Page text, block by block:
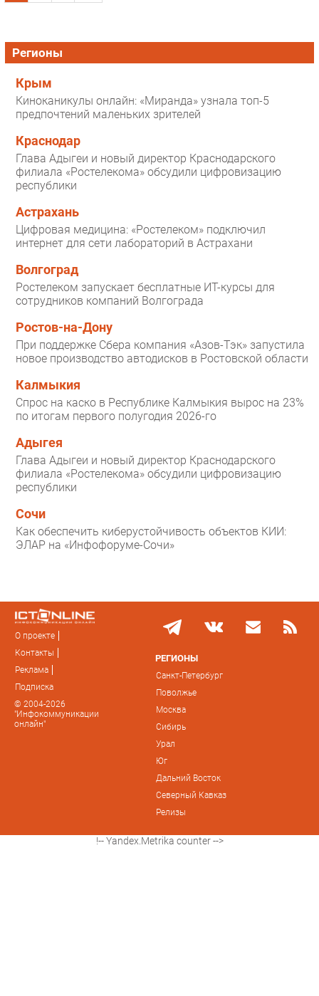
Регионы
Крым
Киноканикулы онлайн: «Миранда» узнала топ-5
предпочтений маленьких зрителей
Краснодар
Глава Адыгеи и новый директор Краснодарского
филиала «Ростелекома» обсудили цифровизацию
республики
Астрахань
Цифровая медицина: «Ростелеком» подключил
интернет для сети лабораторий в Астрахани
Волгоград
Ростелеком запускает бесплатные ИТ-курсы для
сотрудников компаний Волгограда
Ростов-на-Дону
При поддержке Сбера компания «Азов-Тэк» запустила
новое производство автодисков в Ростовской области
Калмыкия
Спрос на каско в Республике Калмыкия вырос на 23%
по итогам первого полугодия 2026-го
Адыгея
Глава Адыгеи и новый директор Краснодарского
филиала «Ростелекома» обсудили цифровизацию
республики
Сочи
Как обеспечить киберустойчивость объектов КИИ:
ЭЛАР на «Инфофоруме-Сочи»
О проекте
Контакты
Реклама
Подписка
© 2004-2026
"Инфокоммуникации
онлайн"
РЕГИОНЫ
Санкт-Петербург
Поволжье
Москва
Сибирь
Урал
Юг
Дальний Восток
Северный Кавказ
Релизы
!-- Yandex.Metrika counter -->